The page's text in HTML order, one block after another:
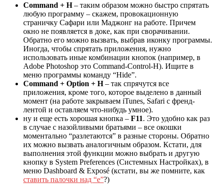
Command + H– таким образом можно быстро спрятать
любую программу – скажем, провокационную
страничку Сафари или Маджонг на работе. Причем
окно не появляется в доке, как при сворачивании.
Обратно его можно вызвать, выбрав иконку программы.
Иногда, чтобы спрятать приложения, нужно
использовать иные комбинации кнопок (например, в
Adobe Photoshop это Command-Control-H). Ищите в
меню программы команду “Hide”.
Command + Option + H– так спрячутся все
приложения, кроме того, которое выделено в данный
момент (на работе закрываем iTunes, Safari с френд-
лентой и оставляем что-нибудь умное).
ну и еще есть хорошая кнопка – F11. Это удобно как раз
в случае с назойливыми братьями – все окошки
моментально “разлетаются” в разные стороны. Обратно
их можно вызвать аналогичным образом. Кстати, для
выполнения этой функции можно выбрать и другую
кнопку в System Preferences (Системных Настройках), в
меню Dashboard & Exposé (кстати, вы же помните, как
ставить палочки над “е”?)